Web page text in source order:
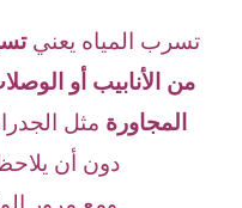
تسرب المياه يعني
من الأنابيب أو
المجاورة مثل
دون أن